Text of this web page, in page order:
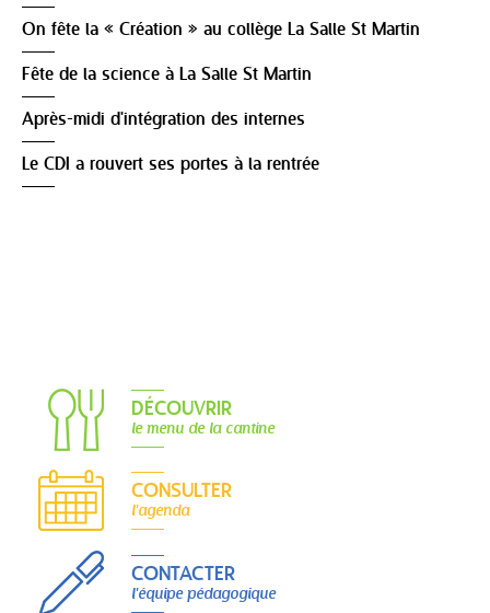
On fête la « Création » au collège La Salle St Martin
Fête de la science à La Salle St Martin
Après-midi d'intégration des internes
Le CDI a rouvert ses portes à la rentrée
DÉCOUVRIR
le menu de la cantine
CONSULTER
l'agenda
CONTACTER
l'équipe pédagogique